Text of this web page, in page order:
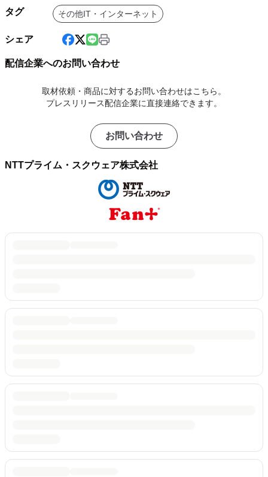
タグ その他IT・インターネット
シェア
配信企業へのお問い合わせ
取材依頼・商品に対するお問い合わせはこちら。
プレスリリース配信企業に直接連絡できます。
お問い合わせ
NTTプライム・スクウェア株式会社